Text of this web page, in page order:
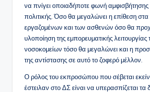
να πνίγει οποιαδήποτε φωνή αμφισβήτησης
πολιτικής. Όσο θα μεγαλώνει η επίθεση
εργαζομένων και των ασθενών όσο θα
υλοποίηση της εμπορευματικής λειτουργίας
νοσοκομείων τόσο θα μεγαλώνει και η
της αντίστασης σε αυτό το ζοφερό μέλλον.
Ο ρόλος του εκπροσώπου που σέβεται
έστειλαν στο ΔΣ είναι να υπερασπίζεται τα